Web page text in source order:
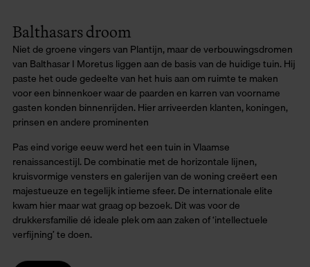
Balthasars droom
Niet de groene vingers van Plantijn, maar de verbouwingsdromen
van Balthasar I Moretus liggen aan de basis van de huidige tuin. Hij
paste het oude gedeelte van het huis aan om ruimte te maken
voor een binnenkoer waar de paarden en karren van voorname
gasten konden binnenrijden. Hier arriveerden klanten, koningen,
prinsen en andere prominenten
Pas eind vorige eeuw werd het een tuin in Vlaamse
renaissancestijl. De combinatie met de horizontale lijnen,
kruisvormige vensters en galerijen van de woning creëert een
majestueuze en tegelijk intieme sfeer. De internationale elite
kwam hier maar wat graag op bezoek. Dit was voor de
drukkersfamilie dé ideale plek om aan zaken of ‘intellectuele
verfijning’ te doen.